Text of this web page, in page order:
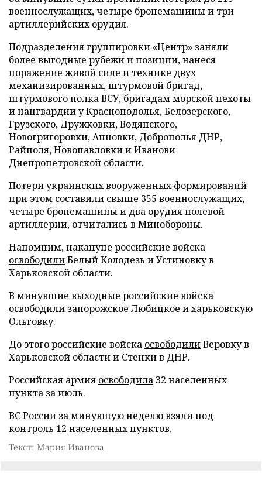
военнослужащих, четыре бронемашины и три
артиллерийских орудия.
Подразделения группировки «Центр» заняли
более выгодные рубежи и позиции, нанеся
поражение живой силе и технике двух
механизированных, штурмовой бригад,
штурмового полка ВСУ, бригадам морской пехоты
и нацгвардии у Красноподолья, Белозерского,
Грузского, Дружковки, Водянского,
Новогригоровки, Анновки, Доброполья ДНР,
Райполя, Новопавловки и Иванови
Днепропетровской области.
Потери украинских вооруженных формирований
при этом составили свыше 355 военнослужащих,
четыре бронемашины и два орудия полевой
артиллерии, отчитались в Минобороны.
Напомним, накануне российские войска
освободилиБелый Колодезь и Устиновку в
Харьковской области.
В минувшие выходные российские войска
освободили запорожское Любицкое и харьковскую
Ольговку.
До этого российские войска освободилиВеровку в
Харьковской области и Стенки в ДНР.
Российская армия освободила 32 населенных
пункта за июль.
ВС России за минувшую неделювзялипод
контроль 12 населенных пунктов.
Текст: Мария Иванова